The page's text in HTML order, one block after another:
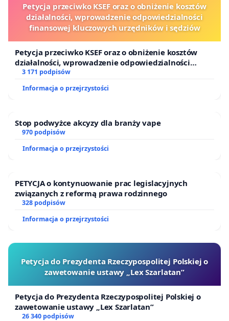
Petycja przeciwko KSEF oraz o obniżenie kosztów
działalności, wprowadzenie odpowiedzialności
finansowej kluczowych urzędników i sędziów
Petycja przeciwko KSEF oraz o obniżenie kosztów
działalności, wprowadzenie odpowiedzialności
finansowej kluczowych urzędników i sędziów
3 171 podpisów
Informacja o przejrzystości
Stop podwyżce akcyzy dla branży vape
970 podpisów
Informacja o przejrzystości
PETYCJA o kontynuowanie prac legislacyjnych
związanych z reformą prawa rodzinnego
328 podpisów
Informacja o przejrzystości
Petycja do Prezydenta Rzeczypospolitej Polskiej o
zawetowanie ustawy „Lex Szarlatan”
Petycja do Prezydenta Rzeczypospolitej Polskiej o
zawetowanie ustawy „Lex Szarlatan”
26 340 podpisów